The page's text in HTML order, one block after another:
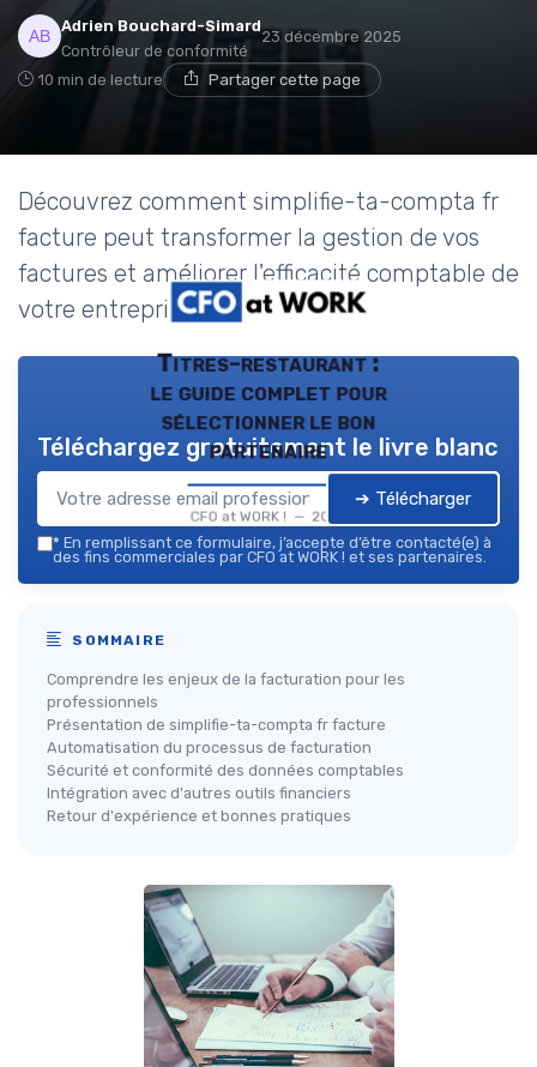
Adrien Bouchard-Simard
Contrôleur de conformité
23 décembre 2025
10 min de lecture Partager cette page
Découvrez comment simplifie-ta-compta fr
facture peut transformer la gestion de vos
factures et améliorer l'efficacité comptable de
votre entreprise.
Titres-restaurant :
le guide complet pour
sélectionner le bon
partenaire
CFO at WORK ! — 2026
Téléchargez gratuitement le livre blanc
➔ Télécharger
* En remplissant ce formulaire, j’accepte d’être contacté(e) à
des fins commerciales par CFO at WORK ! et ses partenaires.
SOMMAIRE
Comprendre les enjeux de la facturation pour les
professionnels
Présentation de simplifie-ta-compta fr facture
Automatisation du processus de facturation
Sécurité et conformité des données comptables
Intégration avec d'autres outils financiers
Retour d'expérience et bonnes pratiques